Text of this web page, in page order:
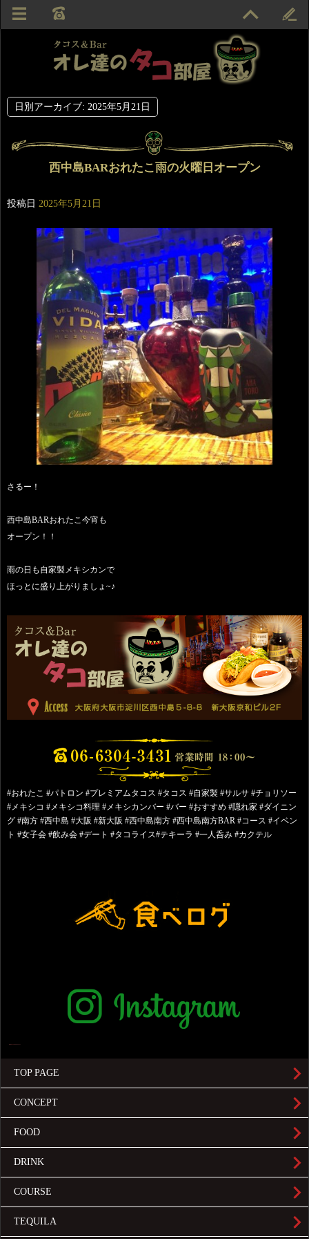
日別アーカイブ: 2025年5月21日
西中島BARおれたこ雨の火曜日オープン
投稿日 2025年5月21日
さるー！
西中島BARおれたこ今宵も
オープン！！
雨の日も自家製メキシカンで
ほっとに盛り上がりましょ~♪
#おれたこ #パトロン #プレミアムタコス #タコス #自家製 #サルサ #チョリソー
#メキシコ #メキシコ料理 #メキシカンバー #バー #おすすめ #隠れ家 #ダイニン
グ #南方 #西中島 #大阪 #新大阪 #西中島南方 #西中島南方BAR #コース #イベン
ト #女子会 #飲み会 #デート #タコライス#テキーラ #一人呑み #カクテル
TOP PAGE
CONCEPT
FOOD
DRINK
COURSE
TEQUILA